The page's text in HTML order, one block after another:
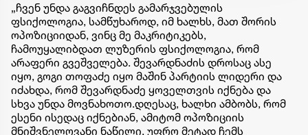
„ჩვენ უნდა გაგვიჩნდეს გამარჯვებულის
ფსიქოლოგია, სამწუხაროდ, იმ ხალხს, მათ შორის
ოპოზიციიდან, ვინც მე მაკრიტიკებს,
ჩამოუყალიბდათ ლუზერის ფსიქოლოგია, რომ
არაფერი გვეშველება. შევარდნაძის დროსაც ასე
იყო, გოგი თოფაძე იყო მაშინ პარტიის ლიდერი და
იძახდა, რომ შევარდნაძე ყოველთვის იქნება და
სხვა უნდა მოვნახოთო.დღესაც, ხალხი ამბობს, რომ
ესენი ისედაც იქნებიან, ამიტომ ოპოზიციის
მნიშვნელოვანი ნაწილი, უფრო მეტად ჩემს